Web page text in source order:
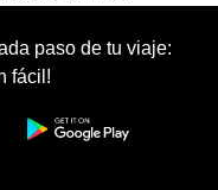
paso de tu viaje:
fácil!